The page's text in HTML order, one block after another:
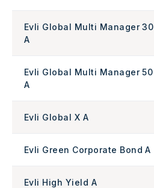
Evli Global Multi Manager 30
A
Evli Global Multi Manager 50
A
Evli Global X A
Evli Green Corporate Bond A
Evli High Yield A